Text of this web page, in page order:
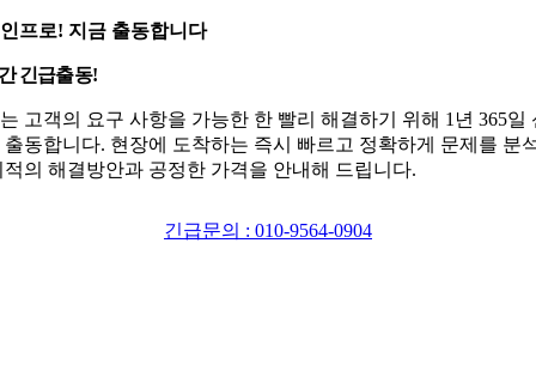
프로! 지금 출동합니다
긴급출동!
고객의 요구 사항을 가능한 한 빨리 해결하기 위해 1년 365일
출동합니다. 현장에 도착하는 즉시 빠르고 정확하게 문제를 분
적의 해결방안과 공정한 가격을 안내해 드립니다.
긴급문의 : 010-9564-0904